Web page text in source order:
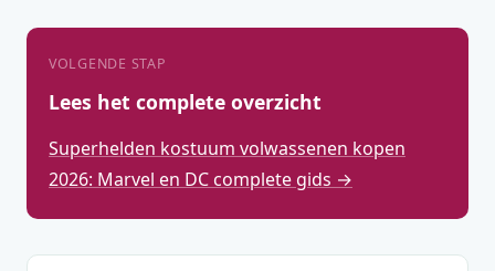
VOLGENDE STAP
Lees het complete overzicht
Superhelden kostuum volwassenen kopen
2026: Marvel en DC complete gids →